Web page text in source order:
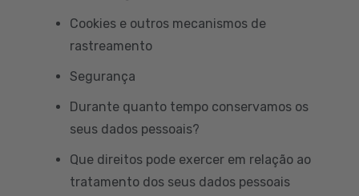
Cookies e outros mecanismos de
rastreamento
Segurança
Durante quanto tempo conservamos os
seus dados pessoais?
Que direitos pode exercer em relação ao
tratamento dos seus dados pessoais